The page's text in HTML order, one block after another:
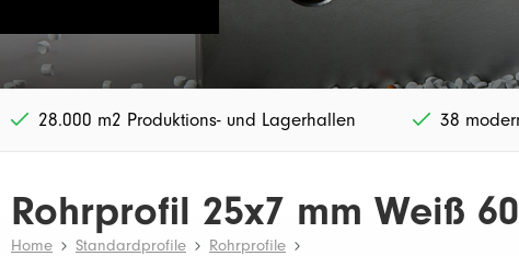
28.000 m2 Produktions- und Lagerhallen 38
Rohrprofil 25x7 mm Weiß
Home Standardprofile Rohrprofile